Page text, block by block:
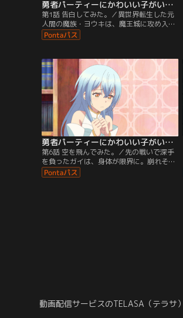
勇者パーティーにかわいい子がいたので、告白してみた。 第01話
第1話 告白してみた。／異世界転生した元
人間の魔族・ヨウキは、魔王城に攻め入る
勇者パーティーと対峙していたが、パーテ
ィーの僧侶・セシリアに一目惚れしてしま
勇者パーティーにかわいい子がいたので、告白してみた。 第06話
第6話 空を飛んでみた。／先の戦いで深手
を負ったガイは、身体が限界に。崩れそう
な彼を救うため奔走するヨウキのもとへ、
ティールの容体が急変したとセシリアが飛
動画配信サービスのTELASA（テラサ）